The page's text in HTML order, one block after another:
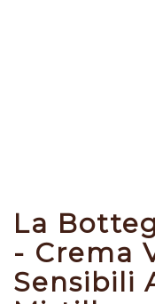
La
- Crema
Sensibili